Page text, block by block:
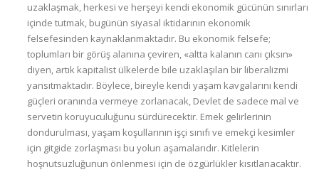
uzaklaşmak, herkesi ve herşeyi kendi ekonomik gücünün sınırları
içinde tutmak, bugünün siyasal iktidarının ekonomik
felsefesinden kaynaklanmaktadır. Bu ekonomik felsefe;
toplumları bir görüş alanına çeviren, «altta kalanın canı çıksın»
diyen, artık kapitalist ülkelerde bile uzaklaşılan bir liberalizmi
yansıtmaktadır. Böylece, bireyle kendi yaşam kavgalarını kendi
güçleri oranında vermeye zorlanacak, Devlet de sadece mal ve
servetin koruyuculuğunu sürdürecektir. Emek gelirlerinin
dondurulması, yaşam koşullarının işçi sınıfı ve emekçi kesimler
için gitgide zorlaşması bu yolun aşamalarıdır. Kitlelerin
hoşnutsuzluğunun önlenmesi için de özgürlükler kısıtlanacaktır.